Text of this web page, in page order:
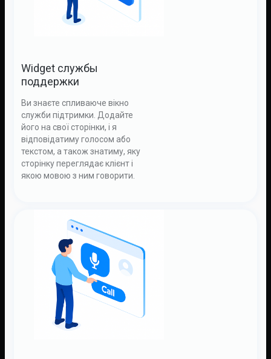
Widget службы
поддержки
Ви знаєте спливаюче вікно
служби підтримки. Додайте
його на свої сторінки, і я
відповідатиму голосом або
текстом, а також знатиму, яку
сторінку переглядає клієнт і
якою мовою з ним говорити.